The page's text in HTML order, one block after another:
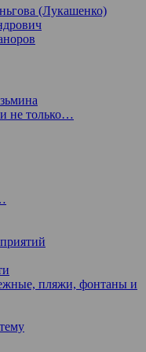
(Лукашенко)
не только…
пляжи, фонтаны и